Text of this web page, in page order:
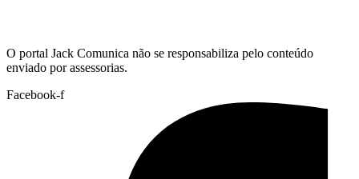
O portal Jack Comunica não se responsabiliza pelo conteúdo
enviado por assessorias.
Facebook-f